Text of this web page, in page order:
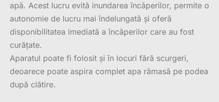
apă. Acest lucru evită inundarea încăperilor, permite o
autonomie de lucru mai îndelungată și oferă
disponibilitatea imediată a încăperilor care au fost
curățate.
Aparatul poate fi folosit și în locuri fără scurgeri,
deoarece poate aspira complet apa rămasă pe podea
după clătire.